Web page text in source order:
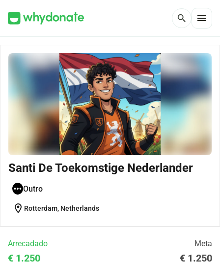
search menu
Santi De Toekomstige Nederlander
Outro
location_on Rotterdam, Netherlands
Arrecadado Meta
€ 1.250 € 1.250